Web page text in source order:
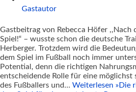
Gastautor
Gastbeitrag von Rebecca Höfer ,,Nach
Spiel!“ – wusste schon die deutsche
Herberger. Trotzdem wird die
dem Spiel im Fußball noch immer
Potential, denn die richtigen
entscheidende Rolle für eine möglichst
des Fußballers und… Weiterlesen » Die